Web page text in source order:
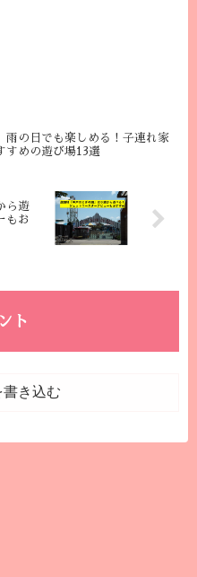
雨の日でも楽しめる！子連れ家
すめの遊び場13選
ら遊
もお
ト
書き込む